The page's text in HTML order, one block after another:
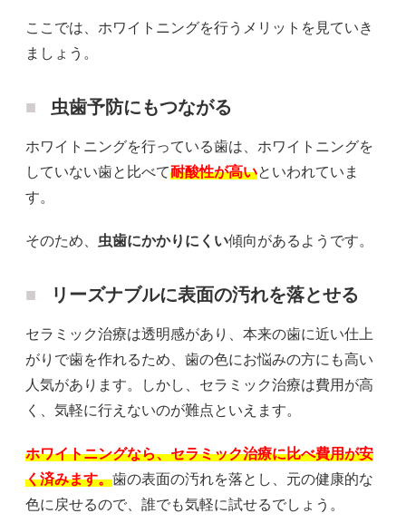
ここでは、ホワイトニングを行うメリットを見ていき
ましょう。
虫歯予防にもつながる
ホワイトニングを行っている歯は、ホワイトニングを
していない歯と比べて耐酸性が高いといわれていま
す。
そのため、 虫歯にかかりにくい傾向があるようです。
リーズナブルに表面の汚れを落とせる
セラミック治療は透明感があり、本来の歯に近い仕上
がりで歯を作れるため、歯の色にお悩みの方にも高い
人気があります。しかし、セラミック治療は費用が高
く、気軽に行えないのが難点といえます。
ホワイトニングなら、セラミック治療に比べ費用が安
く済みます。歯の表面の汚れを落とし、元の健康的な
色に戻せるので、誰でも気軽に試せるでしょう。